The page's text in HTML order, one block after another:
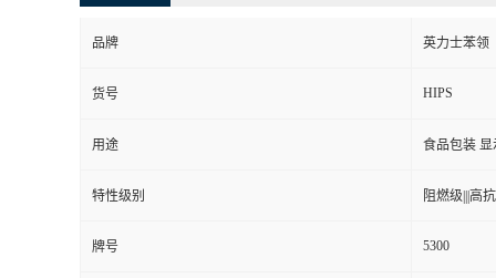
品牌 英力士苯领
货号 HIPS
用途 食品包装 显
特性级别 阻燃级|||高
牌号 5300